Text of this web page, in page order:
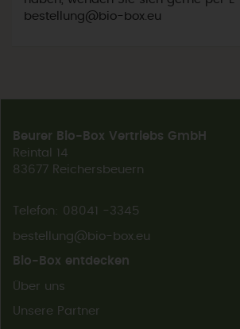
bestellung@bio-box.eu
Beurer Bio-Box Vertriebs GmbH
Reintal 14
83677 Reichersbeuern
Telefon: 08041 -3345
bestellung@bio-box.eu
Bio-Box entdecken
Über uns
Unsere Partner